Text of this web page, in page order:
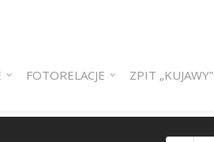
FOTORELACJE ZPIT „KUJAWY”